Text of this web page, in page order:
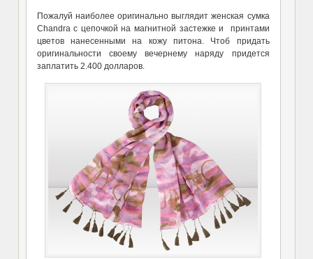
Пожалуй наиболее оригинально выглядит женская сумка
Chandra с цепочкой на магнитной застежке и принтами
цветов нанесенными на кожу питона. Чтоб придать
оригинальности своему вечернему наряду придется
заплатить 2.400 долларов.